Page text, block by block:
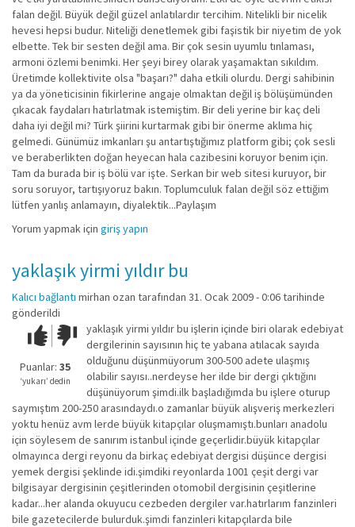
falan değil. Büyük değil güzel anlatılardır tercihim. Nitelikli bir nicelik
hevesi hepsi budur. Niteliği denetlemek gibi faşistik bir niyetim de yok
elbette. Tek bir sesten değil ama. Bir çok sesin uyumlu tınlaması,
armoni özlemi benimki. Her şeyi birey olarak yaşamaktan sıkıldım.
Üretimde kollektivite olsa "başarı?" daha etkili olurdu. Dergi sahibinin
ya da yöneticisinin fikirlerine angaje olmaktan değil iş bölüşümünden
çıkacak faydaları hatırlatmak istemiştim. Bir deli yerine bir kaç deli
daha iyi değil mi? Türk şiirini kurtarmak gibi bir önerme aklıma hiç
gelmedi. Günümüz imkanları şu antartıştığımız platform gibi; çok sesli
ve beraberlikten doğan heyecan hala cazibesini koruyor benim için.
Tam da burada bir iş bölü var işte. Serkan bir web sitesi kuruyor, bir
soru soruyor, tartışıyoruz bakın. Toplumculuk falan değil söz ettiğim
lütfen yanlış anlamayın, diyalektik...Paylaşım
Yorum yapmak için giriş yapın
yaklaşık yirmi yıldır bu
Kalıcı bağlantı mirhan ozan tarafından 31. Ocak 2009 - 0:06 tarihinde
gönderildi
Çok iyi!O
kadar
iyi
değil!
Puanlar: 35
‘yukarı’ dedin
yaklaşık yirmi yıldır bu işlerin içinde biri olarak edebiyat
dergilerinin sayısının hiç te yabana atılacak sayıda
olduğunu düşünmüyorum 300-500 adete ulaşmış
olabilir sayısı..nerdeyse her ilde bir dergi çıktığını
düşünüyorum şimdi.ilk başladığımda bu işlere oturup
saymıştım 200-250 arasındaydı.o zamanlar büyük alışveriş merkezleri
yoktu henüz avm lerde büyük kitapçılar oluşmamıştı.bunları anadolu
için söylesem de sanırım istanbul içinde geçerlidir.büyük kitapçılar
olmayınca dergi reyonu da birkaç edebiyat dergisi düşünce dergisi
yemek dergisi şeklinde idi.şimdiki reyonlarda 1001 çeşit dergi var
bilgisayar dergisinin çeşitlerinden otomobil dergisinin çeşitlerine
kadar...her alanda okuyucu cezbeden dergiler var.hatırlarım fanzinleri
bile gazetecilerde bulurduk.şimdi fanzinleri kitapçılarda bile